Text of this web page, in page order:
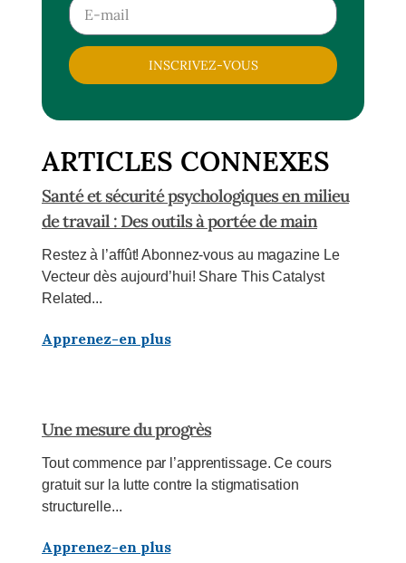
INSCRIVEZ-VOUS
ARTICLES CONNEXES
Santé et sécurité psychologiques en milieu
de travail : Des outils à portée de main
Restez à l’affût! Abonnez-vous au magazine Le
Vecteur dès aujourd’hui! Share This Catalyst
Related...
Apprenez-en plus
Une mesure du progrès
Tout commence par l’apprentissage. Ce cours
gratuit sur la lutte contre la stigmatisation
structurelle...
Apprenez-en plus